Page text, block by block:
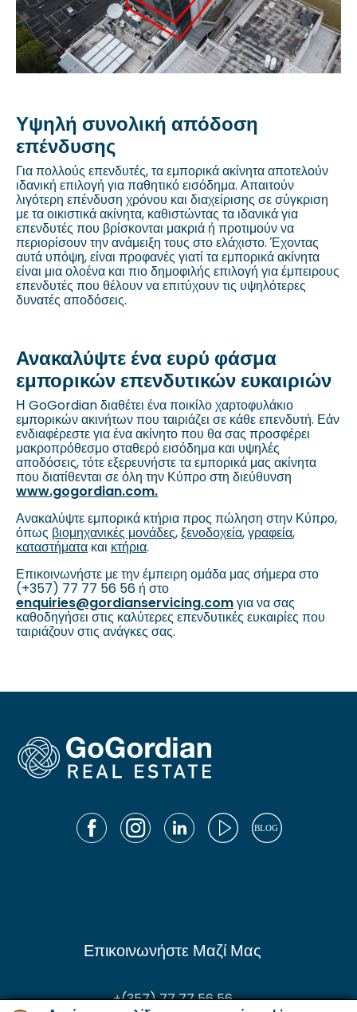
Υψηλή συνολική απόδοση
επένδυσης
Για πολλούς επενδυτές, τα εμπορικά ακίνητα αποτελούν
ιδανική επιλογή για παθητικό εισόδημα. Απαιτούν
λιγότερη επένδυση χρόνου και διαχείρισης σε σύγκριση
με τα οικιστικά ακίνητα, καθιστώντας τα ιδανικά για
επενδυτές που βρίσκονται μακριά ή προτιμούν να
περιορίσουν την ανάμειξη τους στο ελάχιστο. Έχοντας
αυτά υπόψη, είναι προφανές γιατί τα εμπορικά ακίνητα
είναι μια ολοένα και πιο δημοφιλής επιλογή για έμπειρους
επενδυτές που θέλουν να επιτύχουν τις υψηλότερες
δυνατές αποδόσεις.
Ανακαλύψτε ένα ευρύ φάσμα
εμπορικών επενδυτικών ευκαιριών
Η GoGordian διαθέτει ένα ποικίλο χαρτοφυλάκιο
εμπορικών ακινήτων που ταιριάζει σε κάθε επενδυτή. Εάν
ενδιαφέρεστε για ένα ακίνητο που θα σας προσφέρει
μακροπρόθεσμο σταθερό εισόδημα και υψηλές
αποδόσεις, τότε εξερευνήστε τα εμπορικά μας ακίνητα
που διατίθενται σε όλη την Κύπρο στη διεύθυνση
www.gogordian.com.
Ανακαλύψτε εμπορικά κτήρια προς πώληση στην Κύπρο,
όπως βιομηχανικές μονάδες,ξενοδοχεία,γραφεία,
καταστήματα και κτήρια.
Επικοινωνήστε με την έμπειρη ομάδα μας σήμερα στο
(+357) 77 77 56 56 ή στο
enquiries@gordianservicing.comγια να σας
καθοδηγήσει στις καλύτερες επενδυτικές ευκαιρίες που
ταιριάζουν στις ανάγκες σας.
Επικοινωνήστε Μαζί Μας
+(357) 77 77 56 56